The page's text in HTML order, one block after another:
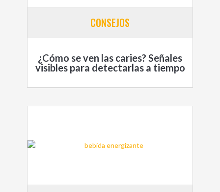
CONSEJOS
¿Cómo se ven las caries? Señales
visibles para detectarlas a tiempo